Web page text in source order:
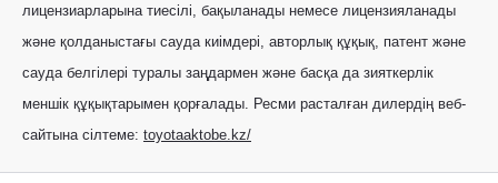
лицензиарларына тиесілі, бақыланады немесе лицензияланады
және қолданыстағы сауда киімдері, авторлық құқық, патент және
сауда белгілері туралы заңдармен және басқа да зияткерлік
меншік құқықтарымен қорғалады. Ресми расталған дилердің веб-
сайтына сілтеме: toyotaaktobe.kz/